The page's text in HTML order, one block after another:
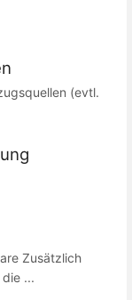
(evtl.
Zusätzlich
...